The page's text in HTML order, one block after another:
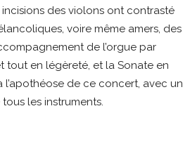
incisions des violons ont contrasté
voire même amers, des
de l’orgue par
tout en légèreté, et la Sonate en
l’apothéose de ce concert, avec un
les instruments.